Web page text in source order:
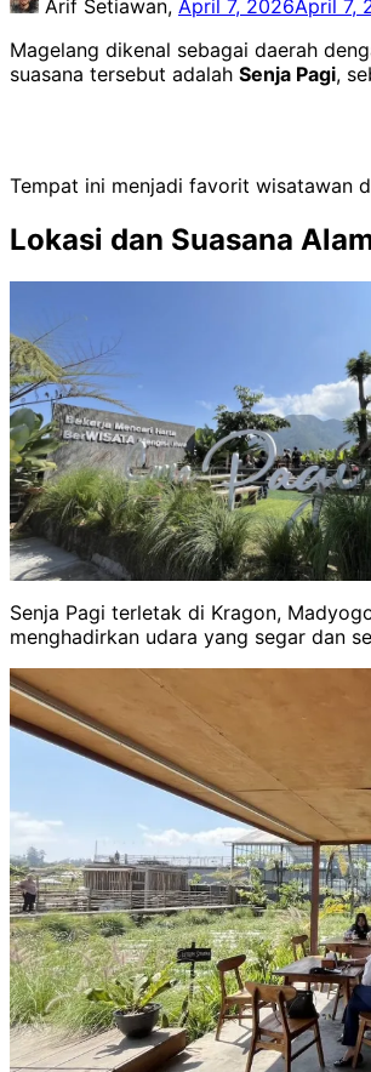
Arif Setiawan, April 7, 2026April 7,
Magelang dikenal sebagai daerah
suasana tersebut adalah Senja Pagi,
Tempat ini menjadi favorit wisatawan
Lokasi dan Suasana
Senja Pagi terletak di Kragon,
menghadirkan udara yang segar dan